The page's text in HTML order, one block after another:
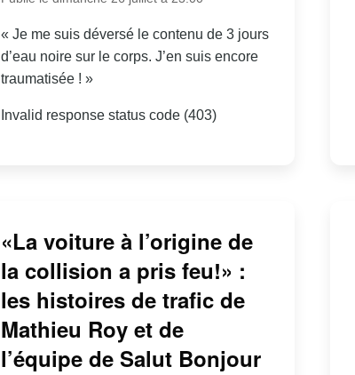
« Je me suis déversé le contenu de 3 jours
d’eau noire sur le corps. J’en suis encore
traumatisée ! »
Invalid response status code (403)
«La voiture à l’origine de
la collision a pris feu!» :
les histoires de trafic de
Mathieu Roy et de
l’équipe de Salut Bonjour